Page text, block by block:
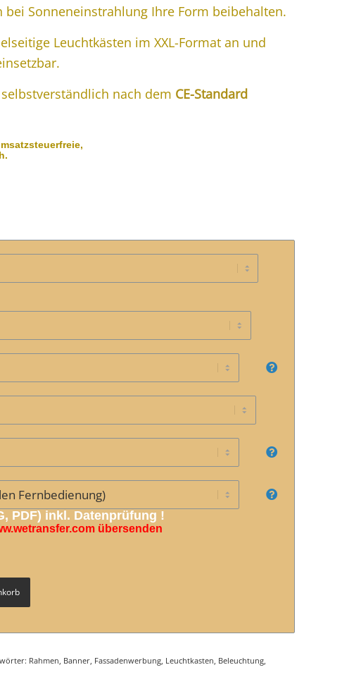
Sonneneinstrahlung Ihre Form beibehalten.
Leuchtkästen im XXL-Format an und
nach dem CE-Standard
PDF) inkl. Datenprüfung !
übersenden
Rahmen Banner Fassadenwerbung Leuchtkasten Beleuchtung